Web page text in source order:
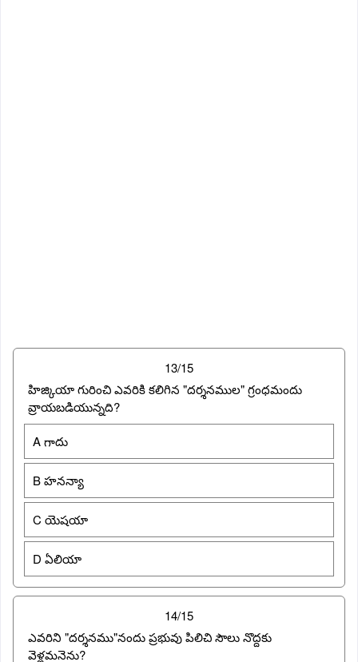
13/15
హిజ్కియా గురించి ఎవరికి కలిగిన "దర్శనముల" గ్రంధమందు
వ్రాయబడియున్నది?
A గాదు
B హనన్యా
C యెషయా
D ఏలియా
14/15
ఎవరిని "దర్శనము"నందు ప్రభువు పిలిచి సౌలు నొద్దకు
వెళ్లమనెను?